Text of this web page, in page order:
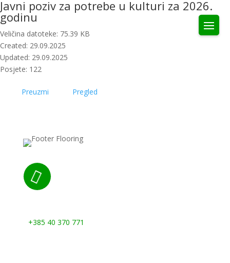
Javni poziv za potrebe u kulturi za 2026.
godinu
Veličina datoteke: 75.39 KB
Created: 29.09.2025
Updated: 29.09.2025
Posjete: 122
Preuzmi Pregled

+385 40 370 771